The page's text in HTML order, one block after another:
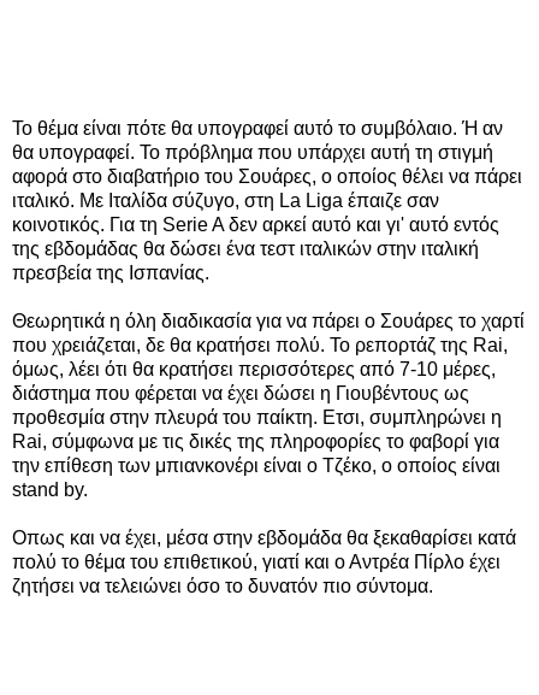
Το θέμα είναι πότε θα υπογραφεί αυτό το συμβόλαιο. Ή αν
θα υπογραφεί. Το πρόβλημα που υπάρχει αυτή τη στιγμή
αφορά στο διαβατήριο του Σουάρες, ο οποίος θέλει να πάρει
ιταλικό. Με Ιταλίδα σύζυγο, στη La Liga έπαιζε σαν
κοινοτικός. Για τη Serie A δεν αρκεί αυτό και γι' αυτό εντός
της εβδομάδας θα δώσει ένα τεστ ιταλικών στην ιταλική
πρεσβεία της Ισπανίας.
Θεωρητικά η όλη διαδικασία για να πάρει ο Σουάρες το χαρτί
που χρειάζεται, δε θα κρατήσει πολύ. Το ρεπορτάζ της Rai,
όμως, λέει ότι θα κρατήσει περισσότερες από 7-10 μέρες,
διάστημα που φέρεται να έχει δώσει η Γιουβέντους ως
προθεσμία στην πλευρά του παίκτη. Ετσι, συμπληρώνει η
Rai, σύμφωνα με τις δικές της πληροφορίες το φαβορί για
την επίθεση των μπιανκονέρι είναι ο Τζέκο, ο οποίος είναι
stand by.
Οπως και να έχει, μέσα στην εβδομάδα θα ξεκαθαρίσει κατά
πολύ το θέμα του επιθετικού, γιατί και ο Αντρέα Πίρλο έχει
ζητήσει να τελειώνει όσο το δυνατόν πιο σύντομα.